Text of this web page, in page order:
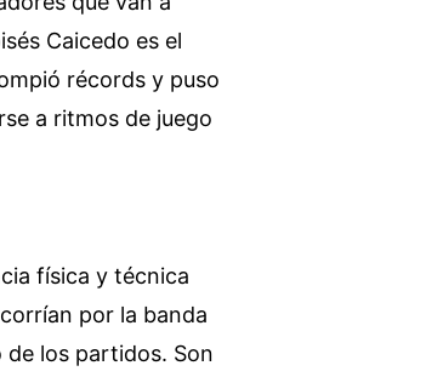
Caicedo es el
récords y puso
a ritmos de juego
física y técnica
por la banda
los partidos. Son